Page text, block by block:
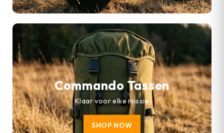
Commando Tassen
Klaar voor elke missie
SHOP NOW